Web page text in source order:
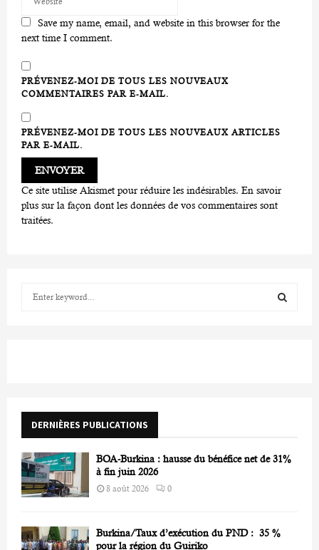
Save my name, email, and website in this browser for the
next time I comment.
PRÉVENEZ-MOI DE TOUS LES NOUVEAUX
COMMENTAIRES PAR E-MAIL.
PRÉVENEZ-MOI DE TOUS LES NOUVEAUX ARTICLES
PAR E-MAIL.
Ce site utilise Akismet pour réduire les indésirables. En savoir
plus sur la façon dont les données de vos commentaires sont
traitées.
r
DERNIÈRES PUBLICATIONS
BOA-Burkina : hausse du bénéfice net de 31%
à fin juin 2026
8 août 2026 0
Burkina/Taux d’exécution du PND : 35 %
pour la région du Guiriko